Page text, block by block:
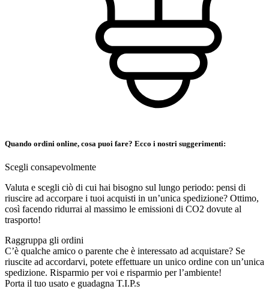
Quando ordini online, cosa puoi fare? Ecco i nostri suggerimenti:
Scegli consapevolmente
Valuta e scegli ciò di cui hai bisogno sul lungo periodo: pensi di
riuscire ad accorpare i tuoi acquisti in un’unica spedizione? Ottimo,
così facendo ridurrai al massimo le emissioni di CO2 dovute al
trasporto!
Raggruppa gli ordini
C’è qualche amico o parente che è interessato ad acquistare? Se
riuscite ad accordarvi, potete effettuare un unico ordine con un’unica
spedizione. Risparmio per voi e risparmio per l’ambiente!
Porta il tuo usato e guadagna T.I.P.s